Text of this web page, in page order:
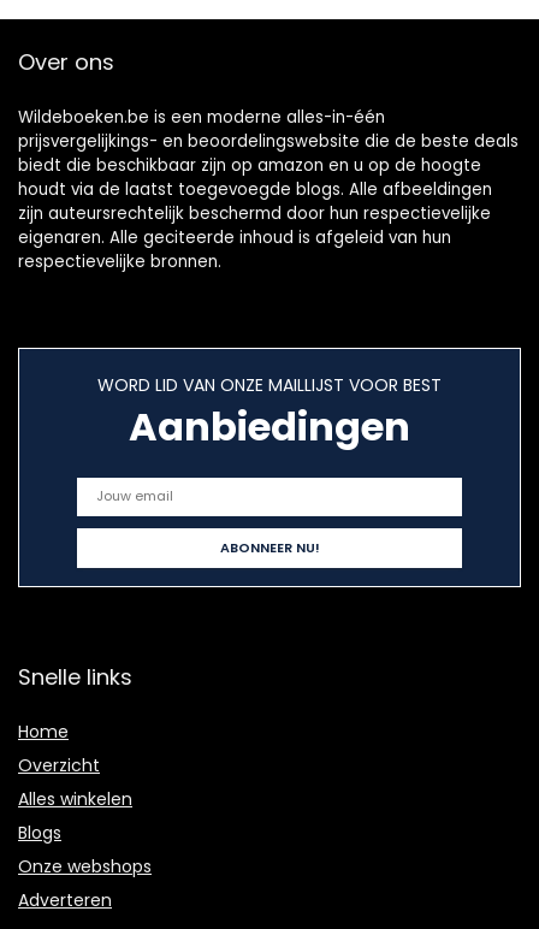
Over ons
Wildeboeken.be is een moderne alles-in-één
prijsvergelijkings- en beoordelingswebsite die de beste deals
biedt die beschikbaar zijn op amazon en u op de hoogte
houdt via de laatst toegevoegde blogs. Alle afbeeldingen
zijn auteursrechtelijk beschermd door hun respectievelijke
eigenaren. Alle geciteerde inhoud is afgeleid van hun
respectievelijke bronnen.
WORD LID VAN ONZE MAILLIJST VOOR BEST
Aanbiedingen
Snelle links
Home
Overzicht
Alles winkelen
Blogs
Onze webshops
Adverteren